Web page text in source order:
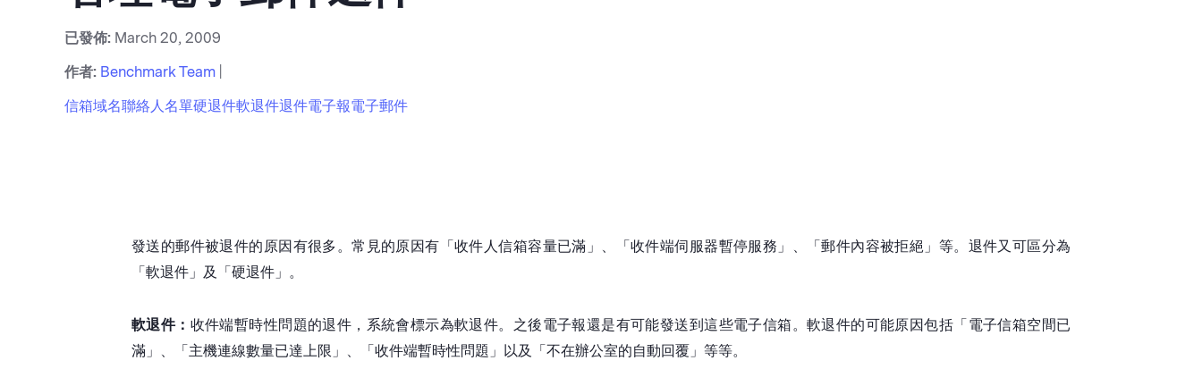
已發佈: March 20, 2009
作者: Benchmark Team
信箱域名聯絡人名單硬退件軟退件退件電子報電子郵件
發送的郵件被退件的原因有很多。常見的原因有「收件人信箱容量已滿」、「收件端伺服器暫停服務」、「郵件內容被拒絕」等。退件又可區分為
「軟退件」及「硬退件」。
軟退件： 收件端暫時性問題的退件，系統會標示為軟退件。之後電子報還是有可能發送到這些電子信箱。軟退件的可能原因包括「電子信箱空間已
滿」、「主機連線數量已達上限」、「收件端暫時性問題」以及「不在辦公室的自動回覆」等等。